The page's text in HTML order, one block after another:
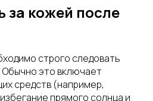
за кожей после
строго следовать
это включает
средств (например,
прямого солнца и